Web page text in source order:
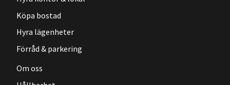
Köpa bostad
Hyra lägenheter
Förråd & parkering
Om oss